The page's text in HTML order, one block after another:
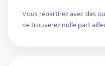
Vous repartirez avec des
ne trouverez nulle part